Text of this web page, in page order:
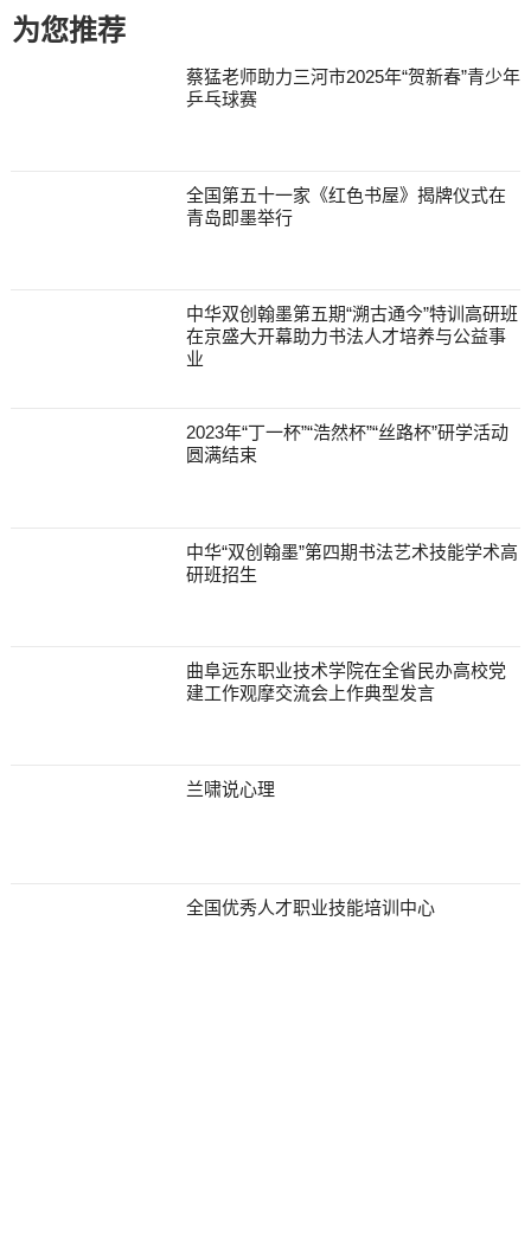
为您推荐
蔡猛老师助力三河市2025年“贺新春”青少年
乒乓球赛
全国第五十一家《红色书屋》揭牌仪式在
青岛即墨举行
中华双创翰墨第五期“溯古通今”特训高研班
在京盛大开幕助力书法人才培养与公益事
业
2023年“丁一杯”“浩然杯”“丝路杯”研学活动
圆满结束
中华“双创翰墨”第四期书法艺术技能学术高
研班招生
曲阜远东职业技术学院在全省民办高校党
建工作观摩交流会上作典型发言
兰啸说心理
全国优秀人才职业技能培训中心